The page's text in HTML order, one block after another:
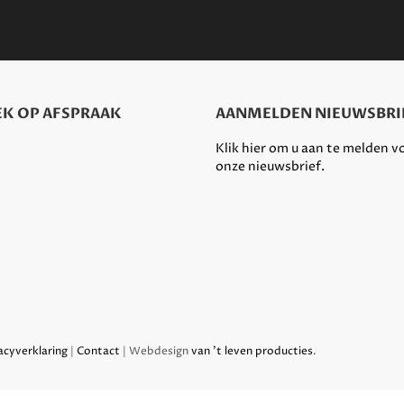
OP AFSPRAAK AANMELDEN
Klik hier om u aan te melden
onze nieuwsbrief.
| Contact | Webdesignvan 't leven producties.